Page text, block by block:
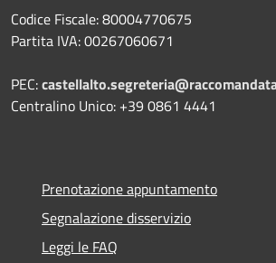
Codice Fiscale: 80004770675
Partita IVA: 00267060671
PEC:
Centralino Unico: +39 0861 4441
Prenotazione appuntamento
Segnalazione disservizio
Leggi le FAQ